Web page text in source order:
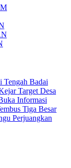
Tengah Badai
Target Desa
Informasi
Tiga Besar
Perjuangkan